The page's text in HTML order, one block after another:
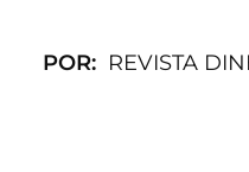
POR: REVISTA